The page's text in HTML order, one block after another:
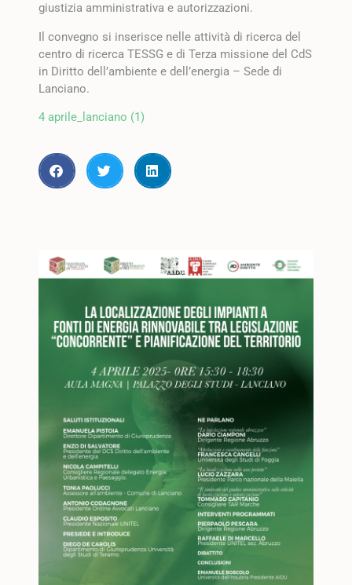
giustizia amministrativa e autorizzazioni.
Il convegno si inserisce nelle attività di ricerca del
centro di ricerca TESSG e di Terza missione del CdS
in Diritto dell’ambiente e dell’energia – Sede di
Lanciano.
4 aprile_lanciano (1)